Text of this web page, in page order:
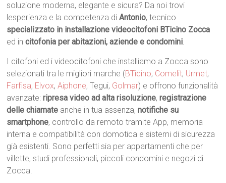
soluzione moderna, elegante e sicura? Da noi trovi
lesperienza e la competenza diAntonio, tecnico
specializzato in installazione videocitofoni BTicino Zocca
ed incitofonia per abitazioni, aziende e condomini.
I citofoni ed i videocitofoni che installiamo a Zocca sono
selezionati tra le migliori marche (BTicino, Comelit, Urmet,
Farfisa, Elvox,Aiphone, Tegui, Golmar) e offrono funzionalità
avanzate:ripresa video ad alta risoluzione,registrazione
delle chiamate anche in tua assenza,notifiche su
smartphone, controllo da remoto tramite App, memoria
interna e compatibilità con domotica e sistemi di sicurezza
già esistenti. Sono perfetti sia per appartamenti che per
villette, studi professionali, piccoli condomini e negozi di
Zocca.